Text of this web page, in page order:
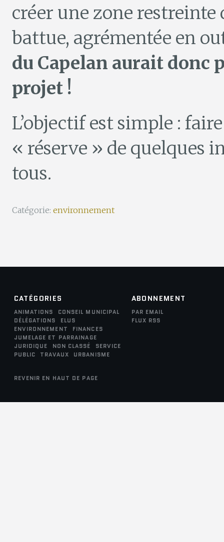
créer une zone
battue, agrémentée en
du Capelan aurait donc
projet !
L’objectif est simple :
« réserve » de quelques
tous.
Catégorie: environnement
CATÉGORIES
ANIMATIONS
CONSEIL MUNICIPAL
DÉLÉGATIONS
ELUS
ENVIRONNEMENT
FINANCES
JUMELAGE ET PARRAINAGE
JURIDIQUE
NON CLASSÉ
SERVICE
PUBLIC
TRAVAUX URBANISME
ABONNEMENT
PAR EMAIL
FLUX RSS
REVENIR EN HAUT DE PAGE